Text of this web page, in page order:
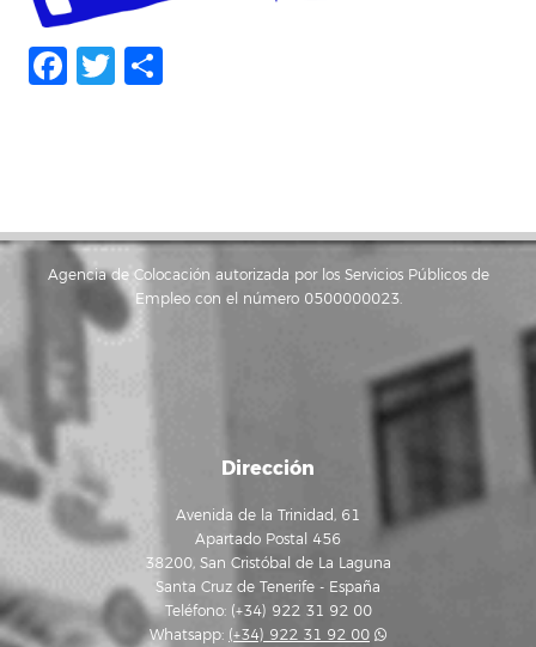
Facebook
Twitter
Agencia de Colocación autorizada por los Servicios Públicos de
Empleo con el número 0500000023.
Dirección
Avenida de la Trinidad, 61
Apartado Postal 456
38200, San Cristóbal de La Laguna
Santa Cruz de Tenerife - España
Teléfono: (+34) 922 31 92 00
Whatsapp: (+34) 922 31 92 00